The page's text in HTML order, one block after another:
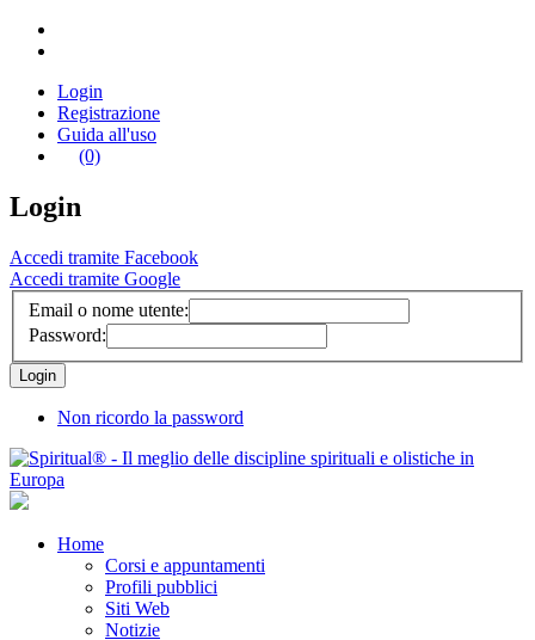
Login
Registrazione
Guida all'uso
(0)
Login
Accedi tramite Facebook
Accedi tramite Google
Email o nome utente:
Password:
Non ricordo la password
Home
Corsi e appuntamenti
Profili pubblici
Siti Web
Notizie